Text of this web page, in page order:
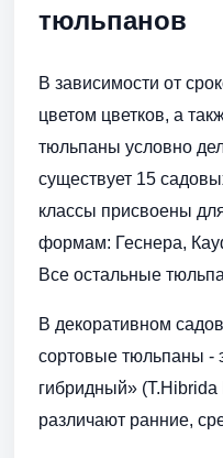
тюльпанов
В зависимости от
цветом цветков, а
тюльпаны условно
существует 15
классы присвоены
формам: Геснера,
Все остальные
В декоративном
сортовые тюльпаны -
гибридный»
различают ранние,